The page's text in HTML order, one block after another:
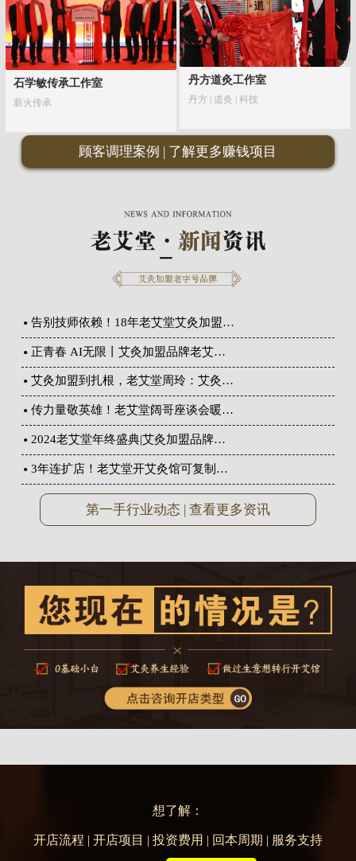
石学敏传承工作室
薪火传承
丹方道灸工作室
丹方 | 道灸 | 科技
顾客调理案例 了解更多赚钱项目
告别技师依赖！18年老艾堂艾灸加盟…
正青春 AI无限丨艾灸加盟品牌老艾…
艾灸加盟到扎根，老艾堂周玲：艾灸…
传力量敬英雄！老艾堂阔哥座谈会暖…
2024老艾堂年终盛典|艾灸加盟品牌…
3年连扩店！老艾堂开艾灸馆可复制…
第一手行业动态 | 查看更多资讯
想了解：
开店流程 | 开店项目 | 投资费用 | 回本周期 | 服务支持